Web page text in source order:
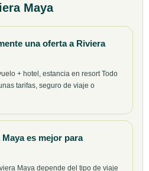
Maya
una oferta a Riviera
+ hotel, estancia en resort Todo
tarifas, seguro de viaje o
es mejor para
Maya depende del tipo de viaje